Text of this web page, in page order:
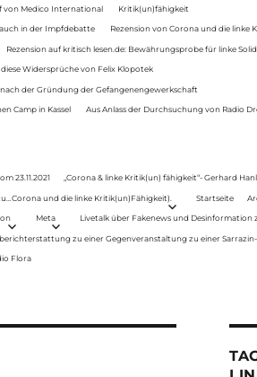
von Medico International Kritik(un)fähigkeit
in der Impfdebatte Rezension von Corona und die linke
Rezension auf kritisch lesen.de: Bewährungsprobe für linke
Widersprüche von Felix Klopotek
der Gründung der Gefangenengewerkschaft
Camp in Kassel Aus Anlass der Durchsuchung von Radio
23.11.2021 „Corona & linke Kritik(un) fähigkeit“- Gerhard
und die linke Kritik(un)Fähigkeit). Startseite
Meta Livetalk über Fakenews und Desinformation
zu einer Gegenveranstaltung zu einer
Flora